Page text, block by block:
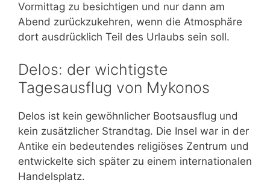
Vormittag zu besichtigen und nur dann am
Abend zurückzukehren, wenn die Atmosphäre
dort ausdrücklich Teil des Urlaubs sein soll.
Delos: der wichtigste
Tagesausflug von Mykonos
Delos ist kein gewöhnlicher Bootsausflug und
kein zusätzlicher Strandtag. Die Insel war in der
Antike ein bedeutendes religiöses Zentrum und
entwickelte sich später zu einem internationalen
Handelsplatz.